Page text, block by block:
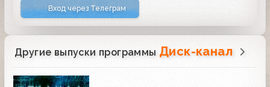
Вход через Телеграм
Другие выпуски программы Диск-канал